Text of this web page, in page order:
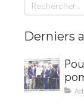
Derniers